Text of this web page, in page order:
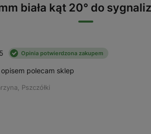
biała kąt 20° do
Opinia potwierdzona zakupem
polecam sklep
Pszczółki